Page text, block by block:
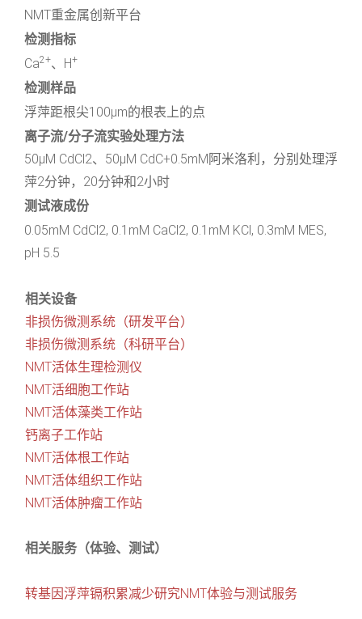
NMT重金属创新平台
检测指标
Ca2+、H+
检测样品
浮萍距根尖100μm的根表上的点
离子流/分子流实验处理方法
50μM CdCl2、50μM CdC+0.5mM阿米洛利，分别处理浮
萍2分钟，20分钟和2小时
测试液成份
0.05mM CdCl2, 0.1mM CaCl2, 0.1mM KCl, 0.3mM MES,
pH 5.5
相关设备
非损伤微测系统（研发平台）
非损伤微测系统（科研平台）
NMT活体生理检测仪
NMT活细胞工作站
NMT活体藻类工作站
钙离子工作站
NMT活体根工作站
NMT活体组织工作站
NMT活体肿瘤工作站
相关服务（体验、测试）
转基因浮萍镉积累减少研究NMT体验与测试服务